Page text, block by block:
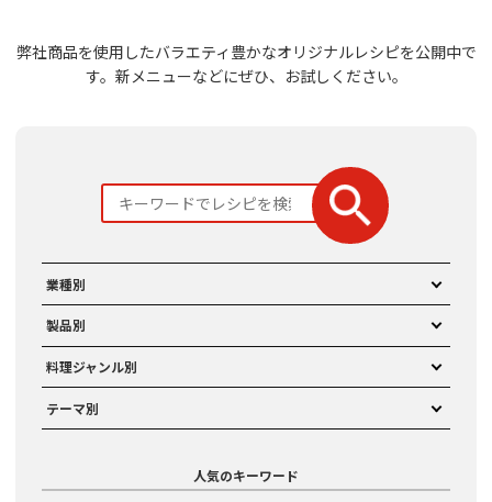
弊社商品を使用したバラエティ豊かなオリジナルレシピを公開中で
す。 新メニューなどにぜひ、お試しください。
業種別
製品別
料理ジャンル別
テーマ別
人気のキーワード